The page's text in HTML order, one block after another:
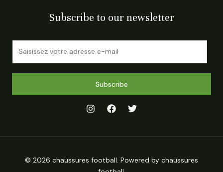
Subscribe to our newsletter
Subscribe
© 2026 chaussures football. Powered by chaussures